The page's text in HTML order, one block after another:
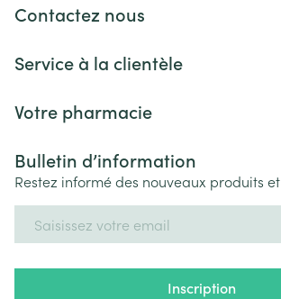
Contactez nous
Service à la clientèle
Votre pharmacie
Bulletin d’information
Restez informé des nouveaux produits
Inscription